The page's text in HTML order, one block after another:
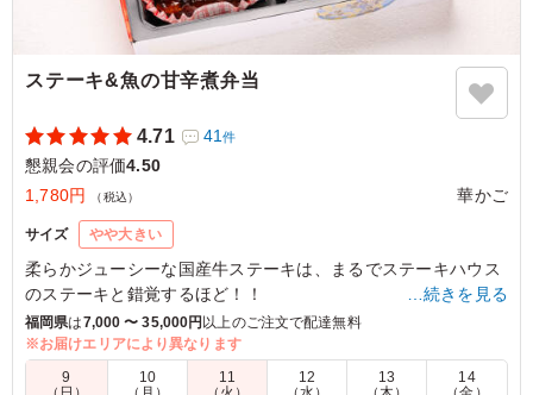
ステーキ&魚の甘辛煮弁当
4.71 41件
懇親会の評価4.50
1,780円
（税込） 華かご
サイズ やや大きい
柔らかジューシーな国産牛ステーキは、まるでステーキハウス
のステーキと錯覚するほど！！
ご飯が進む魚の甘辛煮と共にご堪能ください。
※副菜は日替わりとなります。
…続きを見る
福岡県は7,000 〜 35,000円 以上のご注文で配達無料
※お届けエリアにより異なります
9
10
11
12
13
14